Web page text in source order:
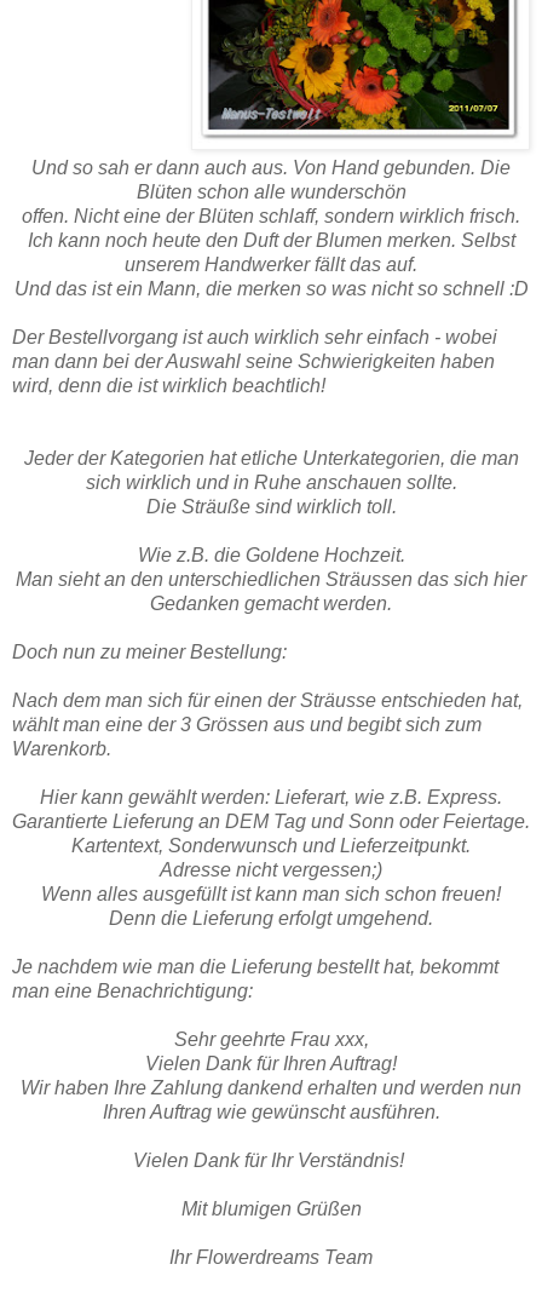
Und so sah er dann auch aus. Von Hand gebunden. Die
Blüten schon alle wunderschön
offen. Nicht eine der Blüten schlaff, sondern wirklich frisch.
Ich kann noch heute den Duft der Blumen merken. Selbst
unserem Handwerker fällt das auf.
Und das ist ein Mann, die merken so was nicht so schnell :D
Der Bestellvorgang ist auch wirklich sehr einfach - wobei
man dann bei der Auswahl seine Schwierigkeiten haben
wird, denn die ist wirklich beachtlich!
Jeder der Kategorien hat etliche Unterkategorien, die man
sich wirklich und in Ruhe anschauen sollte.
Die Sträuße sind wirklich toll.
Wie z.B. die Goldene Hochzeit.
Man sieht an den unterschiedlichen Sträussen das sich hier
Gedanken gemacht werden.
Doch nun zu meiner Bestellung:
Nach dem man sich für einen der Sträusse entschieden hat,
wählt man eine der 3 Grössen aus und begibt sich zum
Warenkorb.
Hier kann gewählt werden: Lieferart, wie z.B. Express.
Garantierte Lieferung an DEM Tag und Sonn oder Feiertage.
Kartentext, Sonderwunsch und Lieferzeitpunkt.
Adresse nicht vergessen;)
Wenn alles ausgefüllt ist kann man sich schon freuen!
Denn die Lieferung erfolgt umgehend.
Je nachdem wie man die Lieferung bestellt hat, bekommt
man eine Benachrichtigung:
Sehr geehrte Frau xxx,
Vielen Dank für Ihren Auftrag!
Wir haben Ihre Zahlung dankend erhalten und werden nun
Ihren Auftrag wie gewünscht ausführen.
Vielen Dank für Ihr Verständnis!
Mit blumigen Grüßen
Ihr Flowerdreams Team